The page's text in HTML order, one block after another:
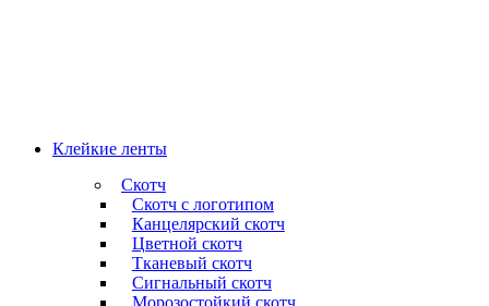
Клейкие ленты
Скотч
Скотч с логотипом
Канцелярский скотч
Цветной скотч
Тканевый скотч
Сигнальный скотч
Морозостойкий скотч